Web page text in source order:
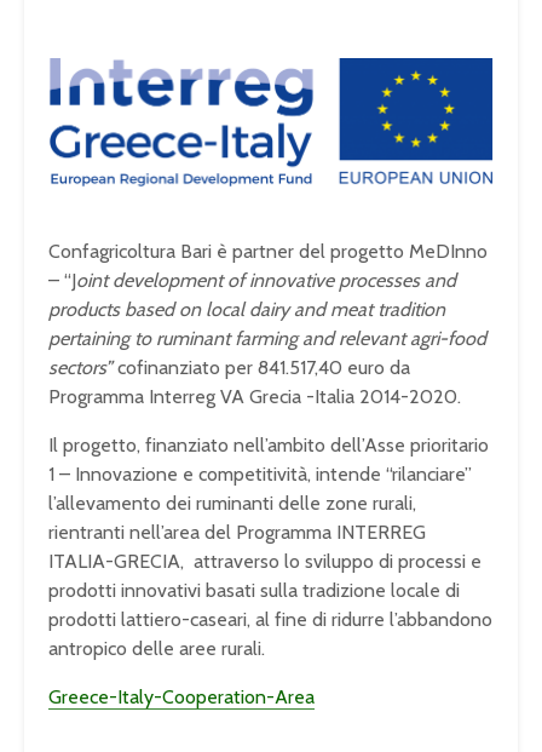
Confagricoltura Bari è partner del progetto MeDInno
– “Joint development of innovative processes and
products based on local dairy and meat tradition
pertaining to ruminant farming and relevant agri-food
sectors”cofinanziato per 841.517,40 euro da
Programma Interreg VA Grecia -Italia 2014-2020.
Il progetto, finanziato nell’ambito dell’Asse prioritario
1 – Innovazione e competitività, intende “rilanciare”
l’allevamento dei ruminanti delle zone rurali,
rientranti nell’area del Programma INTERREG
ITALIA-GRECIA, attraverso lo sviluppo di processi e
prodotti innovativi basati sulla tradizione locale di
prodotti lattiero-caseari, al fine di ridurre l’abbandono
antropico delle aree rurali.
Greece-Italy-Cooperation-Area